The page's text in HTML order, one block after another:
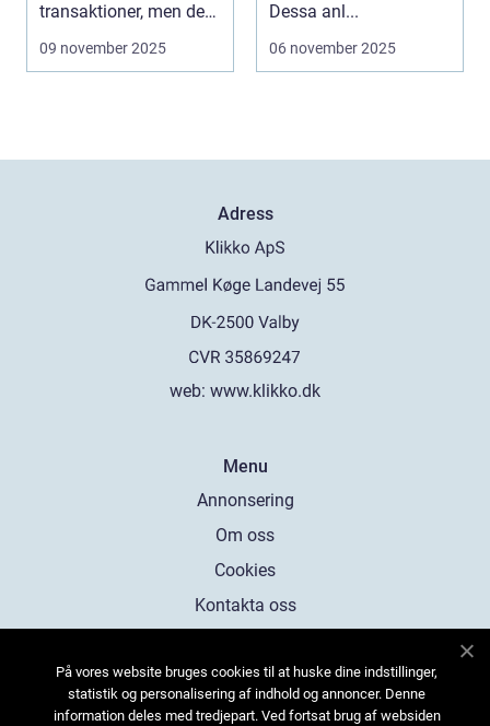
transaktioner, men de
...
09 november 2025
Dessa anl...
06 november 2025
Adress
web: www.klikko.dk
Menu
Annonsering
Om oss
Cookies
Kontakta oss
På vores website bruges cookies til at huske dine indstillinger,
statistik og personalisering af indhold og annoncer. Denne
information deles med tredjepart. Ved fortsat brug af websiden